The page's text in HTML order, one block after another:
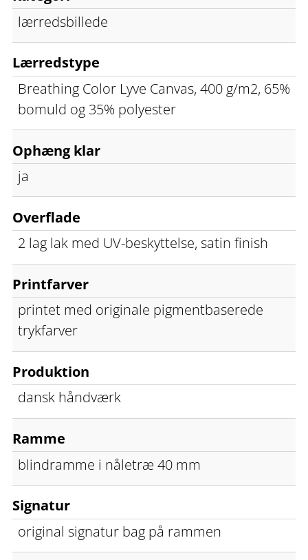
lærredsbillede
Lærredstype
Breathing Color Lyve Canvas, 400 g/m2, 65%
bomuld og 35% polyester
Ophæng klar
ja
Overflade
2 lag lak med UV-beskyttelse, satin finish
Printfarver
printet med originale pigmentbaserede
trykfarver
Produktion
dansk håndværk
Ramme
blindramme i nåletræ 40 mm
Signatur
original signatur bag på rammen